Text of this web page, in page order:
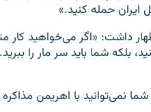
ایران حمله کنید.»
داشت: «اگر می‌خواهید کار
بلکه شما باید سر مار را
با اهریمن مذاکره